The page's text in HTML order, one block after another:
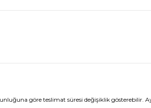
göre teslimat süresi değişiklik gösterebilir.